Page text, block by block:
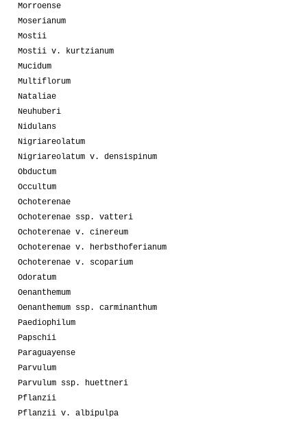
Morroense
Moserianum
Mostii
Mostii v. kurtzianum
Mucidum
Multiflorum
Nataliae
Neuhuberi
Nidulans
Nigriareolatum
Nigriareolatum v. densispinum
Obductum
Occultum
Ochoterenae
Ochoterenae ssp. vatteri
Ochoterenae v. cinereum
Ochoterenae v. herbsthoferianum
Ochoterenae v. scoparium
Odoratum
Oenanthemum
Oenanthemum ssp. carminanthum
Paediophilum
Papschii
Paraguayense
Parvulum
Parvulum ssp. huettneri
Pflanzii
Pflanzii v. albipulpa